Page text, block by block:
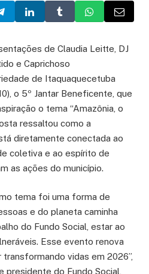
de Claudia Leitte, DJ
e Caprichoso
de Itaquaquecetuba
o 5º Jantar Beneficente, que
o tema “Amazônia, o
ressaltou como a
diretamente conectada ao
coletiva e ao espírito de
as ações do município.
tema foi uma forma de
e do planeta caminha
do Fundo Social, estar ao
Esse evento renova
vidas em 2026”,
presidente do Fundo Social,